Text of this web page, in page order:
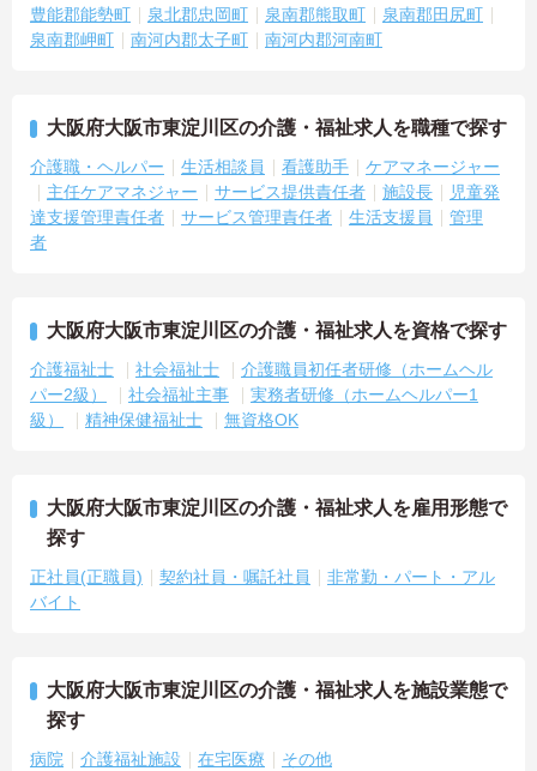
豊能郡能勢町 泉北郡忠岡町 泉南郡熊取町
泉南郡田尻町
泉南郡岬町
南河内郡太子町 南河内郡河南町
大阪府大阪市東淀川区の介護・福祉求人を職種で探す
介護職・ヘルパー 生活相談員 看護助手
ケアマネージャー
主任ケアマネジャー
サービス提供責任者 施設長
児童発
達支援管理責任者
サービス管理責任者 生活支援員
管理
者
大阪府大阪市東淀川区の介護・福祉求人を資格で探す
介護福祉士 社会福祉士
介護職員初任者研修（ホームヘル
パー2級）
社会福祉主事
実務者研修（ホームヘルパー1
級）
精神保健福祉士 無資格OK
大阪府大阪市東淀川区の介護・福祉求人を雇用形態で
探す
正社員(正職員) 契約社員・嘱託社員
非常勤・パート・アル
バイト
大阪府大阪市東淀川区の介護・福祉求人を施設業態で
探す
病院 介護福祉施設 在宅医療 その他